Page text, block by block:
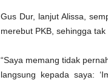
Gus Dur, lanjut Alissa,
merebut PKB, sehingga tak
“Saya memang tidak
langsung kepada saya: